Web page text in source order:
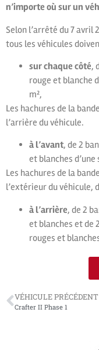
n’importe où sur un
Selon l’arrêté du 7 avril
tous les véhicules
sur chaque côté,
rouge et blanche
m²,
Les hachures de la
l’arrière du véhicule.
à l’avant, de 2
et blanches
Les hachures de la
l’extérieur du véhicule,
à l’arrière, de 2
et blanches et de
rouges et
VÉHICULE PRÉCÉDENT
Crafter II Phase 1